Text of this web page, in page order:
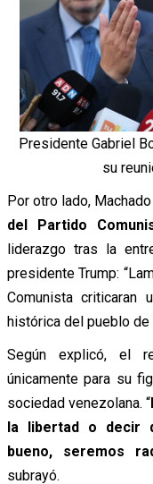
Presidente Gabriel
su
Por otro lado,
del Partido
liderazgo tras la
presidente Trump:
Comunista criticaran
histórica del pueblo de
Según explicó, el
únicamente para su
sociedad venezolana. “
la libertad o decir
bueno, seremos
subrayó.